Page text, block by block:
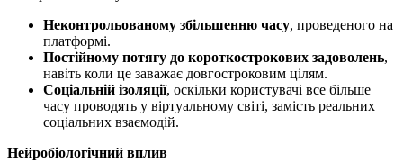
Неконтрольованому збільшенню часу, проведеного на
платформі.
Постійному потягу до короткострокових задоволень,
навіть коли це заважає довгостроковим цілям.
Соціальній ізоляції, оскільки користувачі все більше
часу проводять у віртуальному світі, замість реальних
соціальних взаємодій.
Нейробіологічний вплив